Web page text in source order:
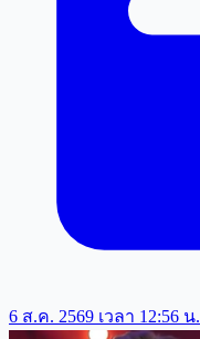
6 ส.ค. 2569 เวลา 12:56 น.